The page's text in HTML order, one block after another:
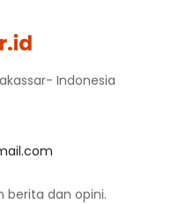
Indonesia
berita dan opini.